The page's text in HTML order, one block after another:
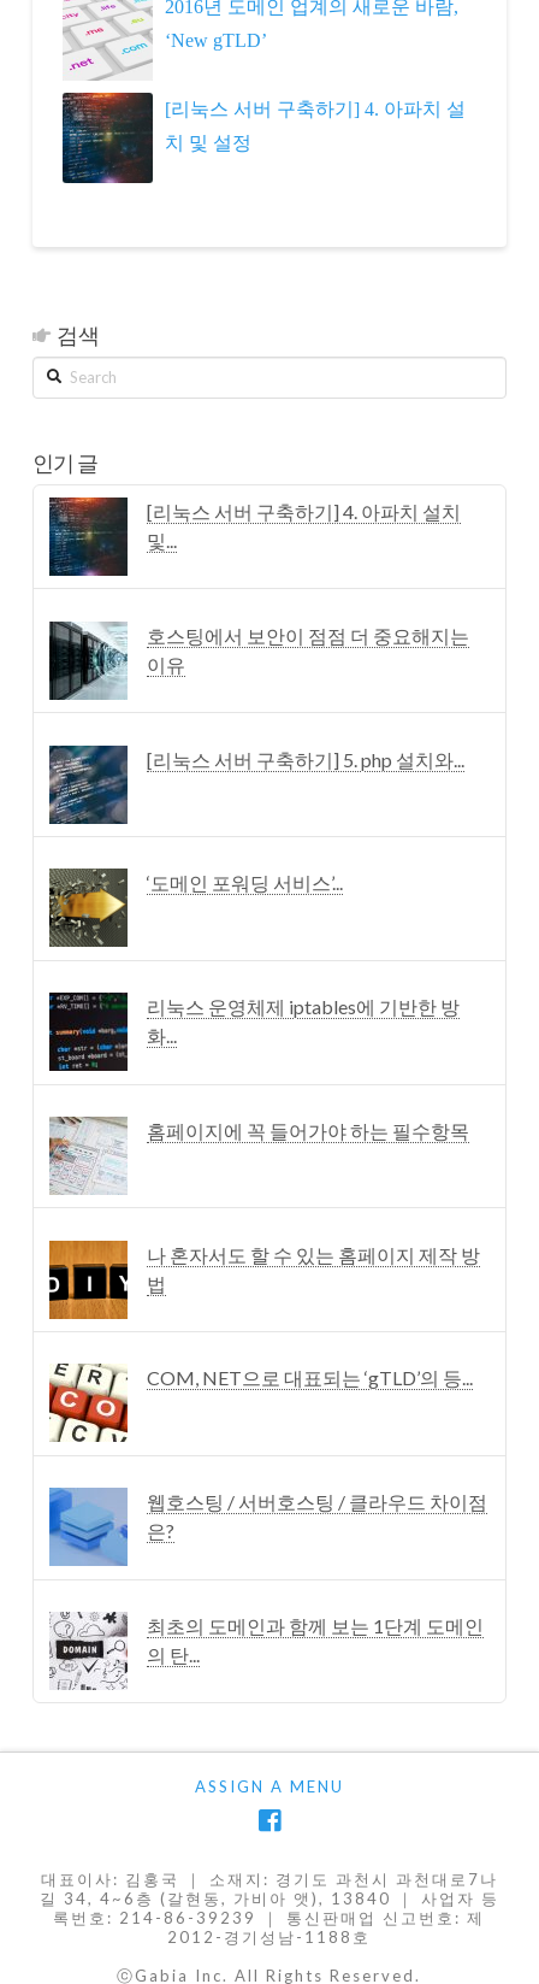
2016년 도메인 업계의 새로운 바람,
‘New gTLD’
[리눅스 서버 구축하기] 4. 아파치 설
치 및 설정
검색
Search
인기 글
[리눅스 서버 구축하기] 4. 아파치 설치
및...
호스팅에서 보안이 점점 더 중요해지는
이유
[리눅스 서버 구축하기] 5. php 설치와...
‘도메인 포워딩 서비스’...
리눅스 운영체제 iptables에 기반한 방
화...
홈페이지에 꼭 들어가야 하는 필수항목
나 혼자서도 할 수 있는 홈페이지 제작 방
법
COM, NET으로 대표되는 ‘gTLD’의 등...
웹호스팅 / 서버호스팅 / 클라우드 차이점
은?
최초의 도메인과 함께 보는 1단계 도메인
의 탄...
ASSIGN A MENU
대표이사: 김홍국 ｜ 소재지: 경기도 과천시 과천대로7나
길 34, 4~6층 (갈현동, 가비아 앳), 13840 ｜ 사업자 등
록번호: 214-86-39239 ｜ 통신판매업 신고번호: 제
2012-경기성남-1188호
ⓒGabia Inc. All Rights Reserved.